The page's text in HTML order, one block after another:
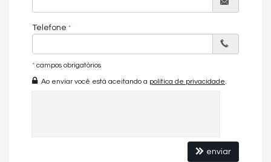
Telefone
* campos obrigatórios
Ao enviar você está aceitando a política de privacidade
enviar